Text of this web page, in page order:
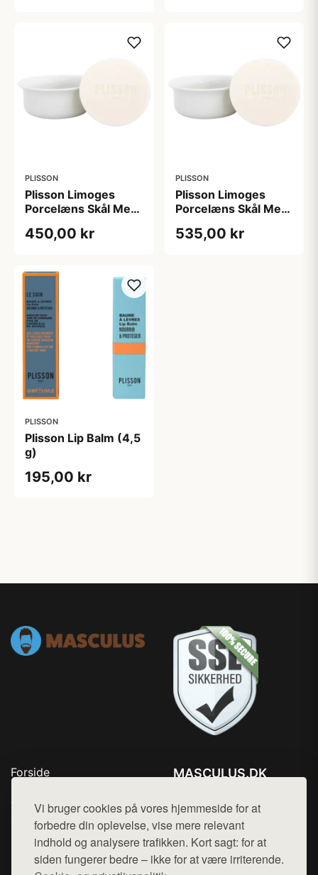
Vi bruger cookies på vores hjemmeside for at
forbedre din oplevelse, vise mere relevant
indhold og analysere trafikken. Kort sagt: for at
siden fungerer bedre – ikke for at være irriterende.
PLISSON
Plisson Limoges
Porcelæns Skål Med
450,00 kr
PLISSON
Plisson Limoges
Porcelæns Skål Med
Lysbirk (1 stk)
535,00 kr
PLISSON
Plisson Lip Balm (4,5
g)
195,00 kr
Forside
Top Rabatter
Kontakt
MASCULUS.DK
Mail: hej@want.dk
Cookie- og privatlivspolitik